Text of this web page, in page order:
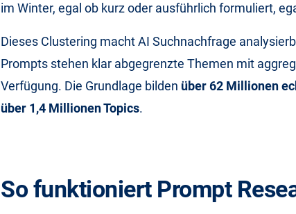
im Winter, egal ob kurz oder ausführlich formuliert,
Dieses Clustering macht AI Suchnachfrage
Prompts stehen klar abgegrenzte Themen mit
Verfügung. Die Grundlage bilden über 62 Millionen
über 1,4 Millionen Topics.
So funktioniert Prompt